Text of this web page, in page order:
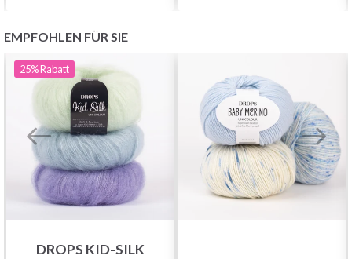
EMPFOHLEN FÜR SIE
25%Rabatt
DROPS KID-SILK